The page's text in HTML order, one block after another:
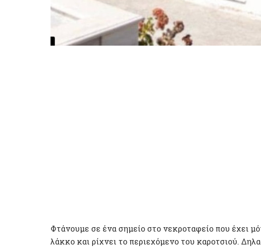
Φτάνουμε σε ένα σημείο στο νεκροταφείο που έχει
λάκκο και ρίχνει το περιεχόμενο του καροτσιού.